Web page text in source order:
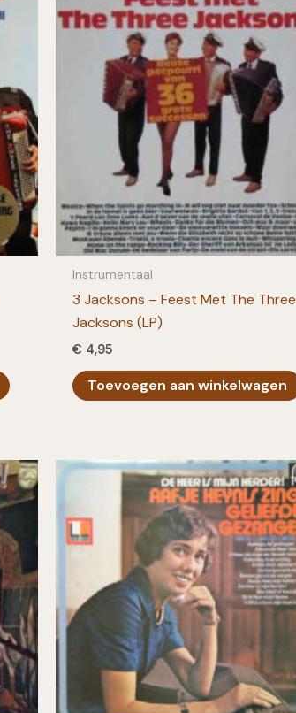
Instrumentaal
3 Jacksons – Feest Met The Three
Jacksons (LP)
€ 4,95
Toevoegen aan winkelwagen